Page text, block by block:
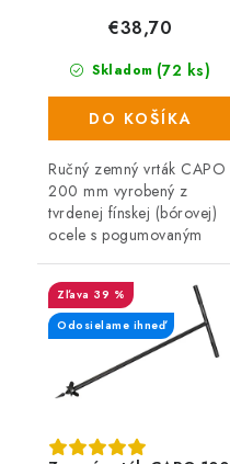
Skladom (72 ks)
€38,70
DO KOŠÍKA
Ručný zemný vrták CAPO
200 mm vyrobený z
tvrdenej fínskej (bórovej)
ocele s pogumovaným
záruka 5 rokov. Ideálny
pomocník na sadenie
kríkov a stromčekov...
39 %
Odosielame ihneď